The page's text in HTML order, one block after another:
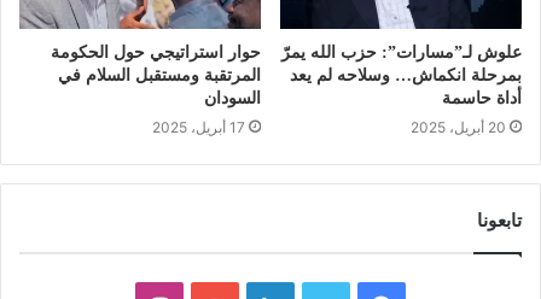
علوش لـ”مسارات”: حزب الله يمرّ
بمرحلة انكماش… وسلاحه لم يعد
أداة حاسمة
20 أبريل، 2025
حوار استراتيجي حول الحكومة
المرتقبة ومستقبل السلام في
السودان
17 أبريل، 2025
تابعونا